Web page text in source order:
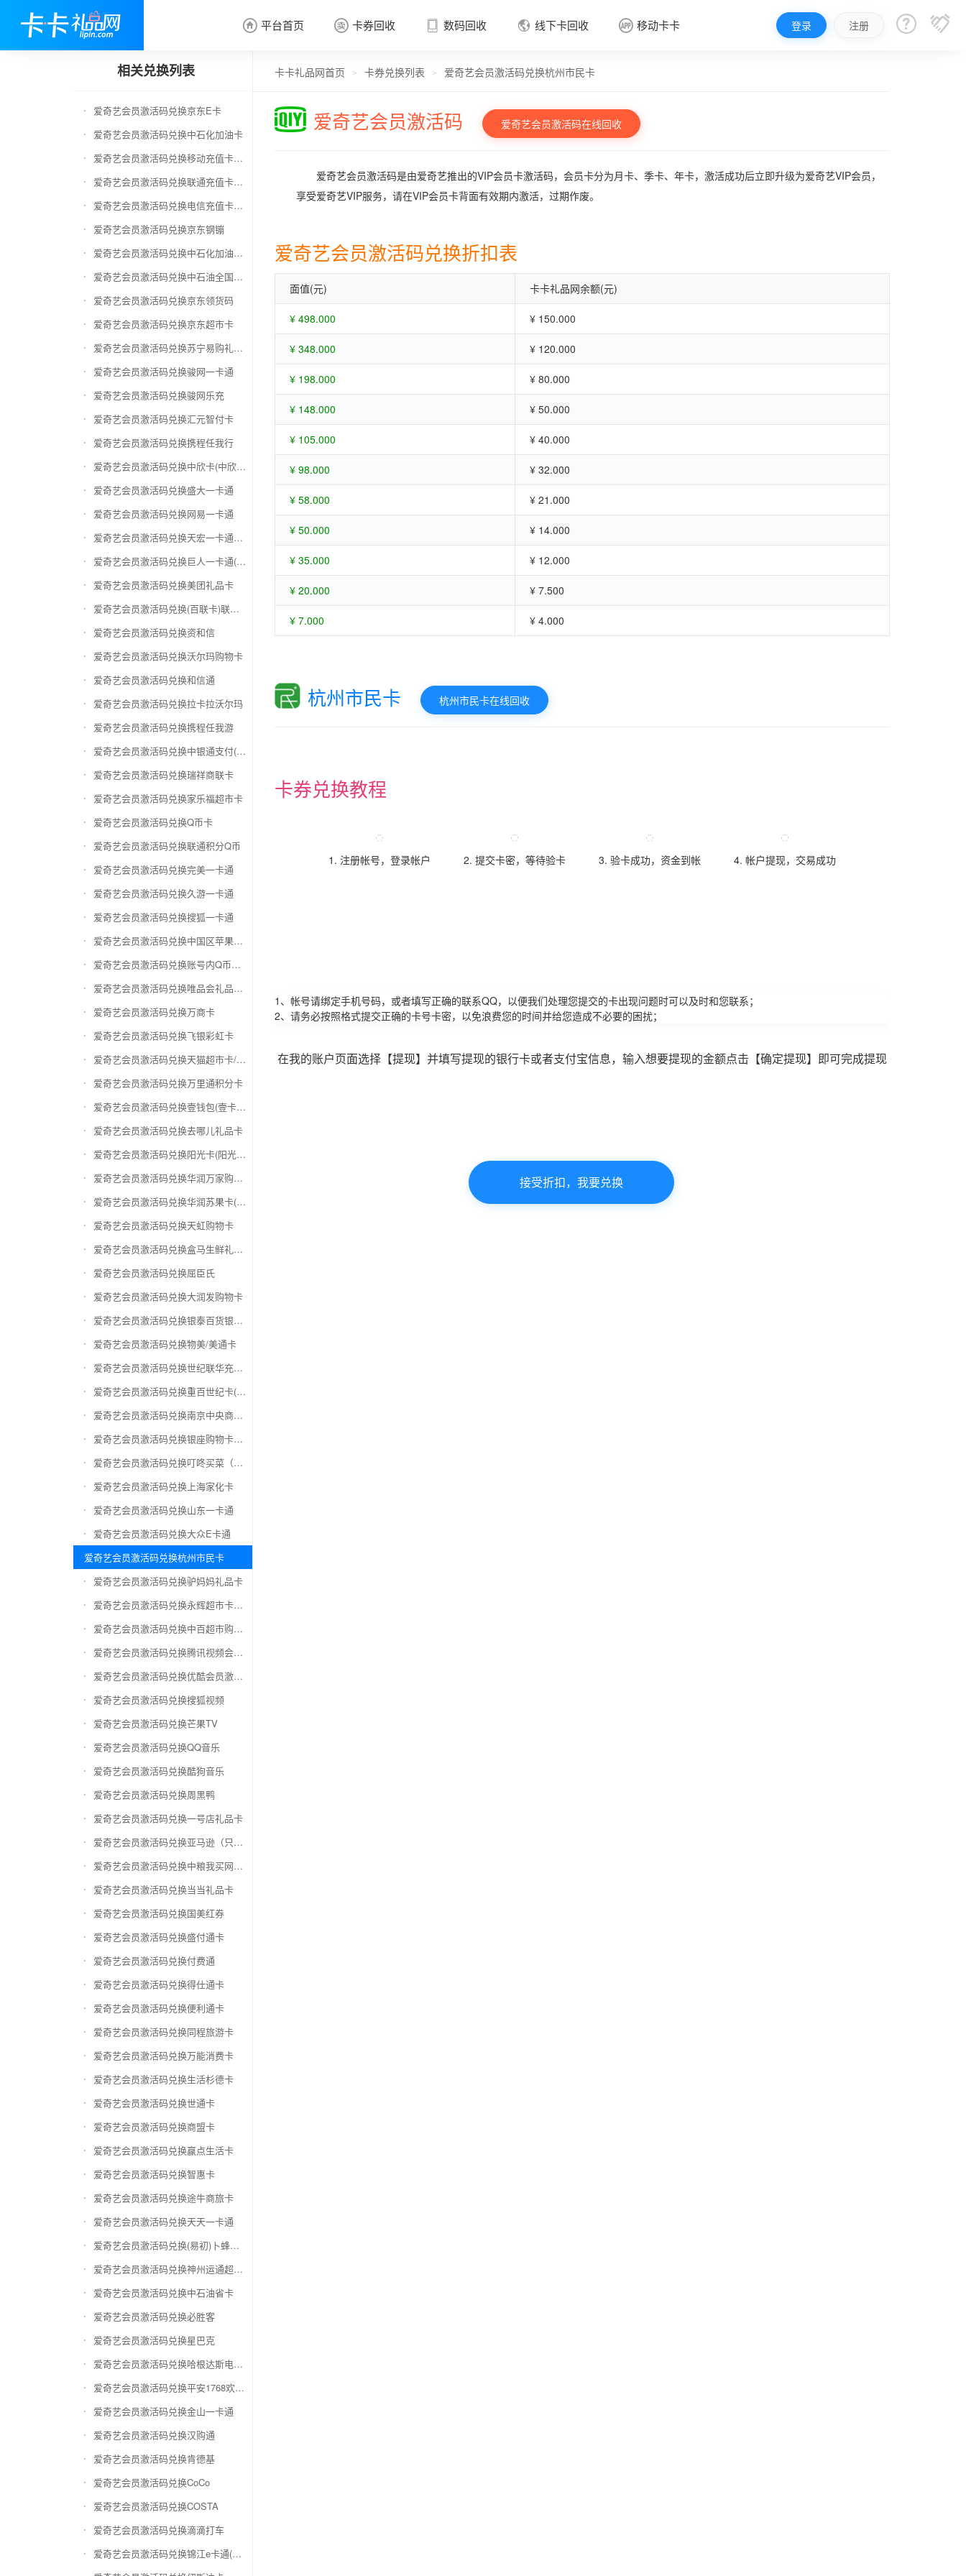
 平台首页  卡券回收
 卡券回收
 数码回收  线下卡回收  移动卡卡 登录 注册  
相关兑换列表
爱奇艺会员激活码兑换京东E卡
爱奇艺会员激活码兑换中石化加油卡
爱奇艺会员激活码兑换移动充值卡（面值千万别选错）
爱奇艺会员激活码兑换联通充值卡（面值千万别选错）
爱奇艺会员激活码兑换电信充值卡（面值千万别选错）
爱奇艺会员激活码兑换京东钢镚
爱奇艺会员激活码兑换中石化加油卡无卡号（面值千万别选错）
爱奇艺会员激活码兑换中石油全国充值卡
爱奇艺会员激活码兑换京东领货码
爱奇艺会员激活码兑换京东超市卡
爱奇艺会员激活码兑换苏宁易购礼品卡
爱奇艺会员激活码兑换骏网一卡通
爱奇艺会员激活码兑换骏网乐充
爱奇艺会员激活码兑换汇元智付卡
爱奇艺会员激活码兑换携程任我行
爱奇艺会员激活码兑换中欣卡(中欣通卡)
爱奇艺会员激活码兑换盛大一卡通
爱奇艺会员激活码兑换网易一卡通
爱奇艺会员激活码兑换天宏一卡通（易冲天宏卡）
爱奇艺会员激活码兑换巨人一卡通(征途卡)
爱奇艺会员激活码兑换美团礼品卡
爱奇艺会员激活码兑换(百联卡)联华ok卡
爱奇艺会员激活码兑换资和信
爱奇艺会员激活码兑换沃尔玛购物卡
爱奇艺会员激活码兑换和信通
爱奇艺会员激活码兑换拉卡拉沃尔玛
爱奇艺会员激活码兑换携程任我游
爱奇艺会员激活码兑换中银通支付(银联购物卡)
爱奇艺会员激活码兑换瑞祥商联卡
爱奇艺会员激活码兑换家乐福超市卡
爱奇艺会员激活码兑换Q币卡
爱奇艺会员激活码兑换联通积分Q币
爱奇艺会员激活码兑换完美一卡通
爱奇艺会员激活码兑换久游一卡通
爱奇艺会员激活码兑换搜狐一卡通
爱奇艺会员激活码兑换中国区苹果充值卡
爱奇艺会员激活码兑换账号内Q币寄售（维护中）
爱奇艺会员激活码兑换唯品会礼品卡(唯品卡)
爱奇艺会员激活码兑换万商卡
爱奇艺会员激活码兑换飞银彩虹卡
爱奇艺会员激活码兑换天猫超市卡/享淘卡
爱奇艺会员激活码兑换万里通积分卡
爱奇艺会员激活码兑换壹钱包(壹卡会)
爱奇艺会员激活码兑换去哪儿礼品卡
爱奇艺会员激活码兑换阳光卡(阳光爱车)
爱奇艺会员激活码兑换华润万家购物卡
爱奇艺会员激活码兑换华润苏果卡(苏果超市卡)（维护 请暂停提交）
爱奇艺会员激活码兑换天虹购物卡
爱奇艺会员激活码兑换盒马生鲜礼品卡
爱奇艺会员激活码兑换屈臣氏
爱奇艺会员激活码兑换大润发购物卡
爱奇艺会员激活码兑换银泰百货银泰卡
爱奇艺会员激活码兑换物美/美通卡
爱奇艺会员激活码兑换世纪联华充值卡(杭州联华)
爱奇艺会员激活码兑换重百世纪卡(重庆百货)
爱奇艺会员激活码兑换南京中央商场购物卡
爱奇艺会员激活码兑换银座购物卡（黑卡）
爱奇艺会员激活码兑换叮咚买菜（限通用礼品卡）
爱奇艺会员激活码兑换上海家化卡
爱奇艺会员激活码兑换山东一卡通
爱奇艺会员激活码兑换大众E卡通
爱奇艺会员激活码兑换杭州市民卡
爱奇艺会员激活码兑换驴妈妈礼品卡
爱奇艺会员激活码兑换永辉超市卡（限实体卡）
爱奇艺会员激活码兑换中百超市购物卡
爱奇艺会员激活码兑换腾讯视频会员激活码
爱奇艺会员激活码兑换优酷会员激活码
爱奇艺会员激活码兑换搜狐视频
爱奇艺会员激活码兑换芒果TV
爱奇艺会员激活码兑换QQ音乐
爱奇艺会员激活码兑换酷狗音乐
爱奇艺会员激活码兑换周黑鸭
爱奇艺会员激活码兑换一号店礼品卡
爱奇艺会员激活码兑换亚马逊（只要实体卡）
爱奇艺会员激活码兑换中粮我买网礼品卡
爱奇艺会员激活码兑换当当礼品卡
爱奇艺会员激活码兑换国美红券
爱奇艺会员激活码兑换盛付通卡
爱奇艺会员激活码兑换付费通
爱奇艺会员激活码兑换得仕通卡
爱奇艺会员激活码兑换便利通卡
爱奇艺会员激活码兑换同程旅游卡
爱奇艺会员激活码兑换万能消费卡
爱奇艺会员激活码兑换生活杉德卡
爱奇艺会员激活码兑换世通卡
爱奇艺会员激活码兑换商盟卡
爱奇艺会员激活码兑换赢点生活卡
爱奇艺会员激活码兑换智惠卡
爱奇艺会员激活码兑换途牛商旅卡
爱奇艺会员激活码兑换天天一卡通
爱奇艺会员激活码兑换(易初)卜蜂莲花礼品卡
爱奇艺会员激活码兑换神州运通超级卡(运通网购卡)
爱奇艺会员激活码兑换中石油省卡
爱奇艺会员激活码兑换必胜客
爱奇艺会员激活码兑换星巴克
爱奇艺会员激活码兑换哈根达斯电子券
爱奇艺会员激活码兑换平安1768欢乐豆
爱奇艺会员激活码兑换金山一卡通
爱奇艺会员激活码兑换汉购通
爱奇艺会员激活码兑换肯德基
爱奇艺会员激活码兑换CoCo
爱奇艺会员激活码兑换COSTA
爱奇艺会员激活码兑换滴滴打车
爱奇艺会员激活码兑换锦江e卡通(锦江一卡通)
卡卡礼品网首页 > 卡券兑换列表 > 爱奇艺会员激活码兑换杭州市民卡
爱奇艺会员激活码 爱奇艺会员激活码在线回收
爱奇艺会员激活码是由爱奇艺推出的VIP会员卡激活码，会员卡分为月卡、季卡、年卡，激活成功后立即升级为爱奇艺VIP会员，
享受爱奇艺VIP服务，请在VIP会员卡背面有效期内激活，过期作废。
爱奇艺会员激活码兑换折扣表
面值(元) 卡卡礼品网余额(元)
¥ 498.000 ¥ 150.000
¥ 348.000 ¥ 120.000
¥ 198.000 ¥ 80.000
¥ 148.000 ¥ 50.000
¥ 105.000 ¥ 40.000
¥ 98.000 ¥ 32.000
¥ 58.000 ¥ 21.000
¥ 50.000 ¥ 14.000
¥ 35.000 ¥ 12.000
¥ 20.000 ¥ 7.500
¥ 7.000 ¥ 4.000
杭州市民卡 杭州市民卡在线回收
卡券兑换教程
1. 注册帐号，登录帐户 2. 提交卡密，等待验卡 3. 验卡成功，资金到帐 4. 帐户提现，交易成功
1、帐号请绑定手机号码，或者填写正确的联系QQ，以便我们处理您提交的卡出现问题时可以及时和您联系；
2、请务必按照格式提交正确的卡号卡密，以免浪费您的时间并给您造成不必要的困扰；
在我的账户页面选择【提现】并填写提现的银行卡或者支付宝信息，输入想要提现的金额点击【确定提现】即可完成提现
接受折扣，我要兑换